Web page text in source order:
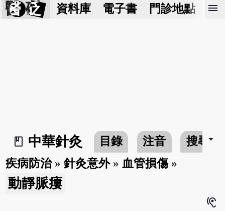
醫 砭 資料庫 電子書 門診地點 預
menu
book_2
中華針灸 目錄 注音 搜尋arrow_drop_down
疾病防治»針灸意外» 血管損傷»
動靜脈瘻
hearing